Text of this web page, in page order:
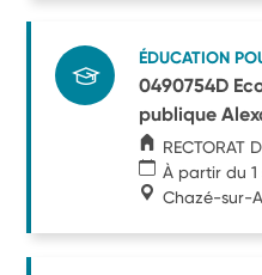
ÉDUCATION
0490754D
publique
RECTORAT
À partir du
Chazé-sur-